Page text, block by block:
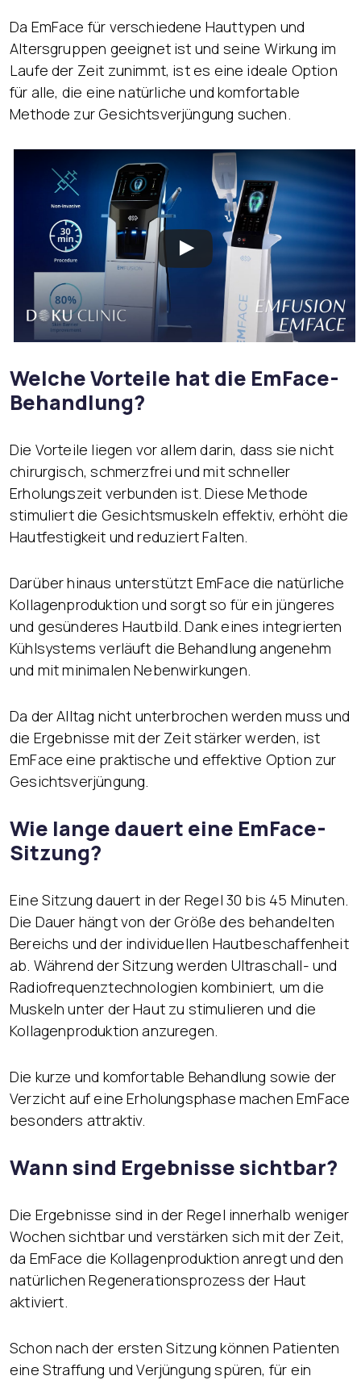
Da EmFace für verschiedene Hauttypen und
Altersgruppen geeignet ist und seine Wirkung im
Laufe der Zeit zunimmt, ist es eine ideale Option
für alle, die eine natürliche und komfortable
Methode zur Gesichtsverjüngung suchen.
Welche Vorteile hat die EmFace-
Behandlung?
Die Vorteile liegen vor allem darin, dass sie nicht
chirurgisch, schmerzfrei und mit schneller
Erholungszeit verbunden ist. Diese Methode
stimuliert die Gesichtsmuskeln effektiv, erhöht die
Hautfestigkeit und reduziert Falten.
Darüber hinaus unterstützt EmFace die natürliche
Kollagenproduktion und sorgt so für ein jüngeres
und gesünderes Hautbild. Dank eines integrierten
Kühlsystems verläuft die Behandlung angenehm
und mit minimalen Nebenwirkungen.
Da der Alltag nicht unterbrochen werden muss und
die Ergebnisse mit der Zeit stärker werden, ist
EmFace eine praktische und effektive Option zur
Gesichtsverjüngung.
Wie lange dauert eine EmFace-
Sitzung?
Eine Sitzung dauert in der Regel 30 bis 45 Minuten.
Die Dauer hängt von der Größe des behandelten
Bereichs und der individuellen Hautbeschaffenheit
ab. Während der Sitzung werden Ultraschall- und
Radiofrequenztechnologien kombiniert, um die
Muskeln unter der Haut zu stimulieren und die
Kollagenproduktion anzuregen.
Die kurze und komfortable Behandlung sowie der
Verzicht auf eine Erholungsphase machen EmFace
besonders attraktiv.
Wann sind Ergebnisse sichtbar?
Die Ergebnisse sind in der Regel innerhalb weniger
Wochen sichtbar und verstärken sich mit der Zeit,
da EmFace die Kollagenproduktion anregt und den
natürlichen Regenerationsprozess der Haut
aktiviert.
Schon nach der ersten Sitzung können Patienten
eine Straffung und Verjüngung spüren, für ein